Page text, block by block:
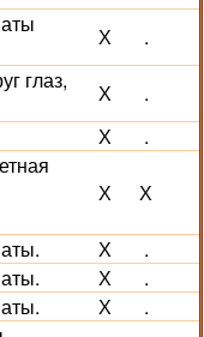
Х .
глаз,
Х
.
Х .
Х Х
Х
.
Х
.
Х .